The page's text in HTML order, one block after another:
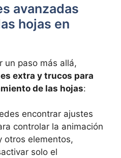
avanzadas
hojas en
un paso más allá,
extra y trucos para
de las hojas:
encontrar ajustes
controlar la animación
otros elementos,
solo el